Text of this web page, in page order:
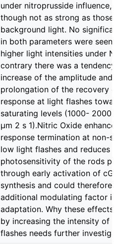
under nitroprusside influence,
though not as strong as those
background light. No
in both parameters were seen
higher light intensities under
contrary there was a
increase of the amplitude and
prolongation of the recovery
response at light flashes
saturating levels (1000- 2000
µm 2 s 1).Nitric Oxide
response termination at non-
low light flashes and reduces
photosensitivity of the rods
through early activation of
synthesis and could therefore
additional modulating factor in
adaptation. Why these effects
by increasing the intensity of
flashes needs further